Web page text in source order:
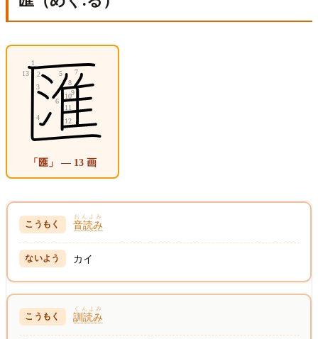
「匯」 — 13 画
音読み
おんよみ
カイ
訓読み
くんよみ